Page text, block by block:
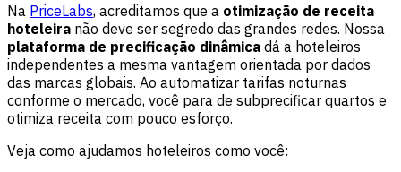
Na PriceLabs, acreditamos que a otimização de receita
hoteleira não deve ser segredo das grandes redes. Nossa
plataforma de precificação dinâmica dá a hoteleiros
independentes a mesma vantagem orientada por dados
das marcas globais. Ao automatizar tarifas noturnas
conforme o mercado, você para de subprecificar quartos e
otimiza receita com pouco esforço.
Veja como ajudamos hoteleiros como você: